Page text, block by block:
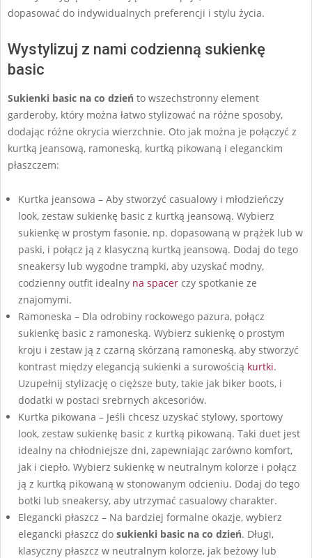
dopasować do indywidualnych preferencji i stylu życia.
Wystylizuj z nami codzienną sukienkę
basic
Sukienki basic na co dzień to wszechstronny element
garderoby, który można łatwo stylizować na różne sposoby,
dodając różne okrycia wierzchnie. Oto jak można je połączyć z
kurtką jeansową, ramoneską, kurtką pikowaną i eleganckim
płaszczem:
Kurtka jeansowa – Aby stworzyć casualowy i młodzieńczy
look, zestaw sukienkę basic z kurtką jeansową. Wybierz
sukienkę w prostym fasonie, np. dopasowaną w prążek lub w
paski, i połącz ją z klasyczną kurtką jeansową. Dodaj do tego
sneakersy lub wygodne trampki, aby uzyskać modny,
codzienny outfit idealny na spacer czy spotkanie ze
znajomymi.
Ramoneska – Dla odrobiny rockowego pazura, połącz
sukienkę basic z ramoneską. Wybierz sukienkę o prostym
kroju i zestaw ją z czarną skórzaną ramoneską, aby stworzyć
kontrast między elegancją sukienki a surowością kurtki.
Uzupełnij stylizację o cięższe buty, takie jak biker boots, i
dodatki w postaci srebrnych akcesoriów.
Kurtka pikowana – Jeśli chcesz uzyskać stylowy, sportowy
look, zestaw sukienkę basic z kurtką pikowaną. Taki duet jest
idealny na chłodniejsze dni, zapewniając zarówno komfort,
jak i ciepło. Wybierz sukienkę w neutralnym kolorze i połącz
ją z kurtką pikowaną w stonowanym odcieniu. Dodaj do tego
botki lub sneakersy, aby utrzymać casualowy charakter.
Elegancki płaszcz – Na bardziej formalne okazje, wybierz
elegancki płaszcz do sukienki basic na co dzień. Długi,
klasyczny płaszcz w neutralnym kolorze, jak beżowy lub